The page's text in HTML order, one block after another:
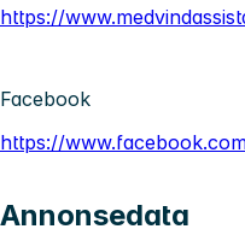
https://
Facebook
https://
Annonsedata